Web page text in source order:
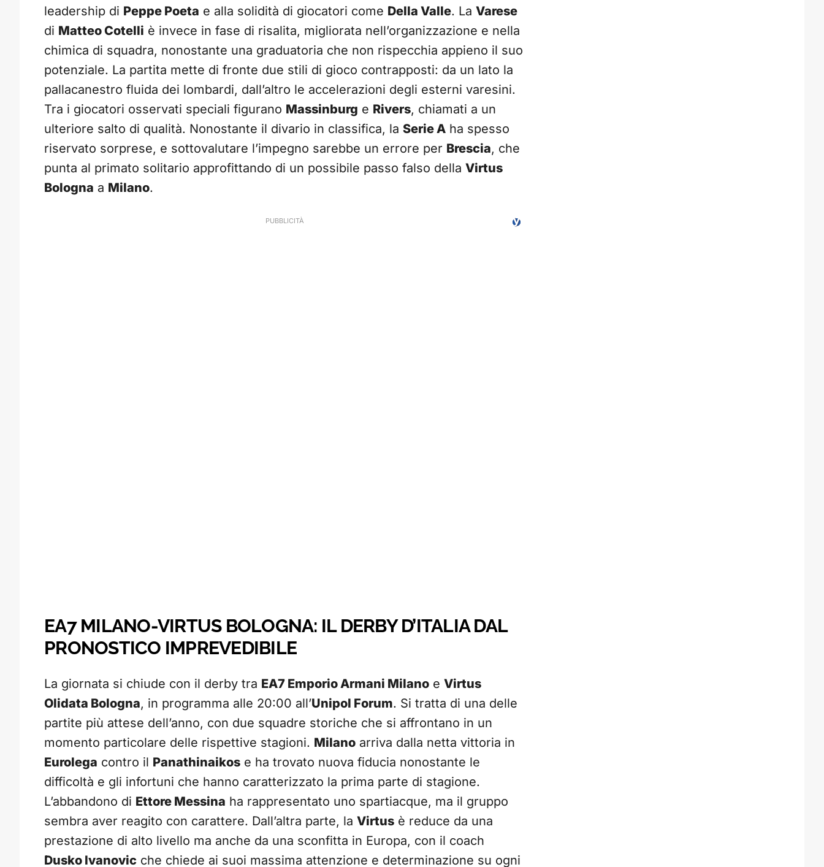
leadership di Peppe Poeta e alla solidità di giocatori come Della Valle. La Varese
di Matteo Cotelli è invece in fase di risalita, migliorata nell’organizzazione e nella
chimica di squadra, nonostante una graduatoria che non rispecchia appieno il suo
potenziale. La partita mette di fronte due stili di gioco contrapposti: da un lato la
pallacanestro fluida dei lombardi, dall’altro le accelerazioni degli esterni varesini.
Tra i giocatori osservati speciali figurano Massinburg e Rivers, chiamati a un
ulteriore salto di qualità. Nonostante il divario in classifica, la Serie A ha spesso
riservato sorprese, e sottovalutare l’impegno sarebbe un errore per Brescia, che
punta al primato solitario approfittando di un possibile passo falso della Virtus
Bologna a Milano.
EA7 MILANO-VIRTUS BOLOGNA: IL DERBY D’ITALIA DAL
PRONOSTICO IMPREVEDIBILE
La giornata si chiude con il derby tra EA7 Emporio Armani Milano e Virtus
Olidata Bologna, in programma alle 20:00 all’Unipol Forum. Si tratta di una delle
partite più attese dell’anno, con due squadre storiche che si affrontano in un
momento particolare delle rispettive stagioni. Milano arriva dalla netta vittoria in
Eurolega contro il Panathinaikos e ha trovato nuova fiducia nonostante le
difficoltà e gli infortuni che hanno caratterizzato la prima parte di stagione.
L’abbandono di Ettore Messina ha rappresentato uno spartiacque, ma il gruppo
sembra aver reagito con carattere. Dall’altra parte, la Virtus è reduce da una
prestazione di alto livello ma anche da una sconfitta in Europa, con il coach
Dusko Ivanovic che chiede ai suoi massima attenzione e determinazione su ogni